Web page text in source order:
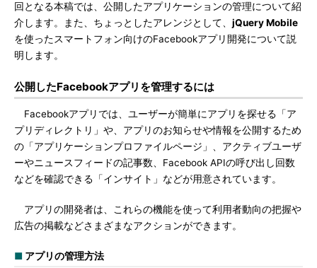
回となる本稿では、公開したアプリケーションの管理について紹
介します。また、ちょっとしたアレンジとして、 jQuery Mobile
を使ったスマートフォン向けのFacebookアプリ開発について説
明します。
公開したFacebookアプリを管理するには
Facebookアプリでは、ユーザーが簡単にアプリを探せる「ア
プリディレクトリ」や、アプリのお知らせや情報を公開するため
の「アプリケーションプロファイルページ」、アクティブユーザ
ーやニュースフィードの記事数、Facebook APIの呼び出し回数
などを確認できる「インサイト」などが用意されています。
アプリの開発者は、これらの機能を使って利用者動向の把握や
広告の掲載などさまざまなアクションができます。
■ アプリの管理方法